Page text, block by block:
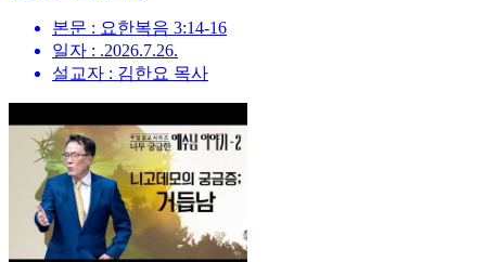
본문 : 요한복음 3:14-16
일자 : .2026.7.26.
설교자 : 김한요 목사